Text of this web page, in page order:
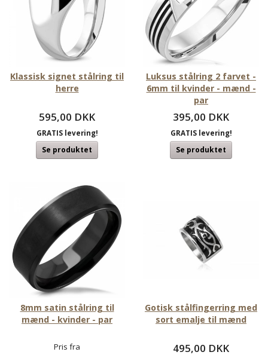
Klassisk signet stålring til
herre
595,00 DKK
GRATIS levering!
Se produktet
Luksus stålring 2 farvet -
6mm til kvinder - mænd -
par
395,00 DKK
GRATIS levering!
Se produktet
8mm satin stålring til
mænd - kvinder - par
Pris fra
Gotisk stålfingerring med
sort emalje til mænd
495,00 DKK